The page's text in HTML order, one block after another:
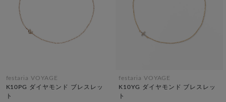
festaria VOYAGE
K10PG ダイヤモンド ブレスレッ
ト
festaria VOYAGE
K10YG ダイヤモンド ブレスレッ
ト